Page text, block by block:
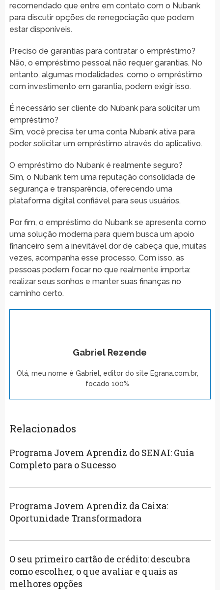
recomendado que entre em contato com o Nubank
para discutir opções de renegociação que podem
estar disponíveis.
Preciso de garantias para contratar o empréstimo?
Não, o empréstimo pessoal não requer garantias. No
entanto, algumas modalidades, como o empréstimo
com investimento em garantia, podem exigir isso.
É necessário ser cliente do Nubank para solicitar um
empréstimo?
Sim, você precisa ter uma conta Nubank ativa para
poder solicitar um empréstimo através do aplicativo.
O empréstimo do Nubank é realmente seguro?
Sim, o Nubank tem uma reputação consolidada de
segurança e transparência, oferecendo uma
plataforma digital confiável para seus usuários.
Por fim, o empréstimo do Nubank se apresenta como
uma solução moderna para quem busca um apoio
financeiro sem a inevitável dor de cabeça que, muitas
vezes, acompanha esse processo. Com isso, as
pessoas podem focar no que realmente importa:
realizar seus sonhos e manter suas finanças no
caminho certo.
Gabriel Rezende
Olá, meu nome é Gabriel, editor do site Egrana.com.br,
focado 100%
Relacionados
Programa Jovem Aprendiz do SENAI: Guia
Completo para o Sucesso
Programa Jovem Aprendiz da Caixa:
Oportunidade Transformadora
O seu primeiro cartão de crédito: descubra
como escolher, o que avaliar e quais as
melhores opções